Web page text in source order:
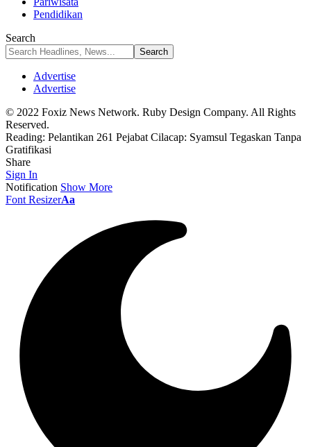
Pendidikan
Search
Advertise
Advertise
© 2022 Foxiz News Network. Ruby Design Company. All Rights
Reserved.
Reading: Pelantikan 261 Pejabat Cilacap: Syamsul Tegaskan Tanpa
Gratifikasi
Share
Sign In
Notification Show More
Font ResizerAa